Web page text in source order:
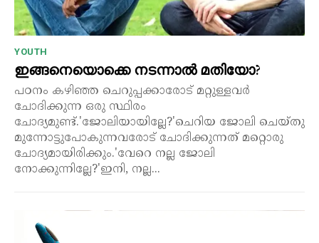
YOUTH
ഇങ്ങനെയൊക്കെ നടന്നാൽ മതിയോ?
പഠനം കഴിഞ്ഞ ചെറുപ്പക്കാരോട് മറ്റുള്ളവർ
ചോദിക്കുന്ന ഒരു സ്ഥിരം
ചോദ്യമുണ്ട്.'ജോലിയായില്ലേ?'ചെറിയ ജോലി ചെയ്തു
മുന്നോട്ടുപോകുന്നവരോട് ചോദിക്കുന്നത് മറ്റൊരു
ചോദ്യമായിരിക്കും.'വേറെ നല്ല ജോലി
നോക്കുന്നില്ലേ?'ഇനി, നല്ല...